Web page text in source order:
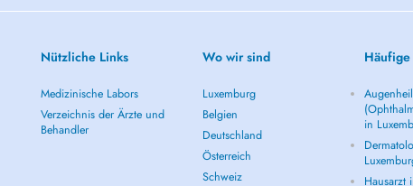
over the years I have always
related to my areas of
minimally invasive
Nützliche Links
Medizinische Labors
Verzeichnis der Ärzte und
Behandler
Wo wir sind
Luxemburg
Belgien
Deutschland
Österreich
Schweiz
Häufige
in
Hausarzt